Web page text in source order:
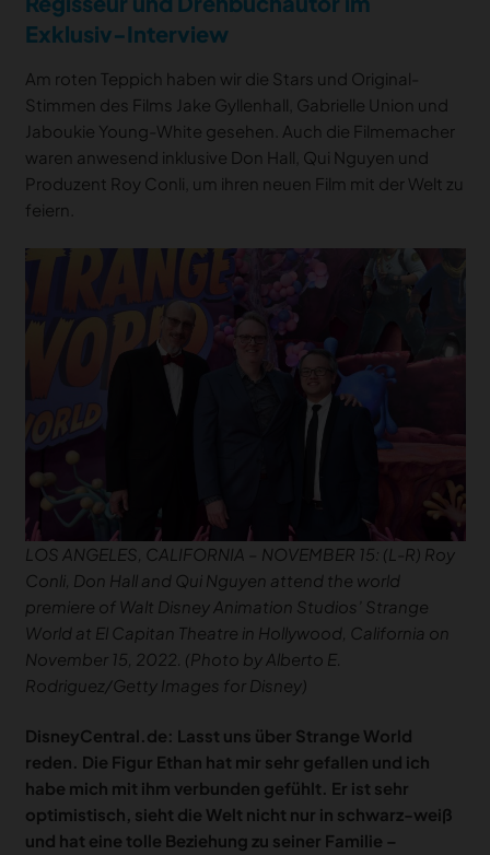
Exklusiv-Interview
Am roten Teppich haben wir die Stars und Original-
Stimmen des Films Jake Gyllenhall, Gabrielle Union und
Jaboukie Young-White gesehen. Auch die Filmemacher
waren anwesend inklusive Don Hall, Qui Nguyen und
Produzent Roy Conli, um ihren neuen Film mit der Welt zu
feiern.
LOS ANGELES, CALIFORNIA – NOVEMBER 15: (L-R) Roy
Conli, Don Hall and Qui Nguyen attend the world
premiere of Walt Disney Animation Studios’ Strange
World at El Capitan Theatre in Hollywood, California on
November 15, 2022. (Photo by Alberto E.
Rodriguez/Getty Images for Disney)
DisneyCentral.de: Lasst uns über Strange World
reden. Die Figur Ethan hat mir sehr gefallen und ich
habe mich mit ihm verbunden gefühlt. Er ist sehr
optimistisch, sieht die Welt nicht nur in schwarz-weiß
und hat eine tolle Beziehung zu seiner Familie –